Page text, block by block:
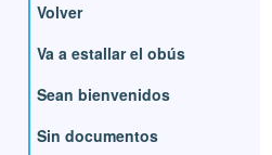
Volver
Va a estallar el obús
Sean bienvenidos
Sin documentos